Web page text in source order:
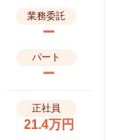
業務委託
ー
パート
ー
正社員
21.4万円